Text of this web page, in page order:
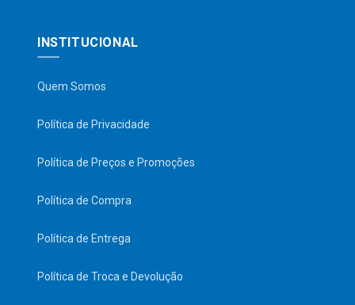
INSTITUCIONAL
Quem Somos
Política de Privacidade
Política de Preços e Promoções
Política de Compra
Política de Entrega
Política de Troca e Devolução